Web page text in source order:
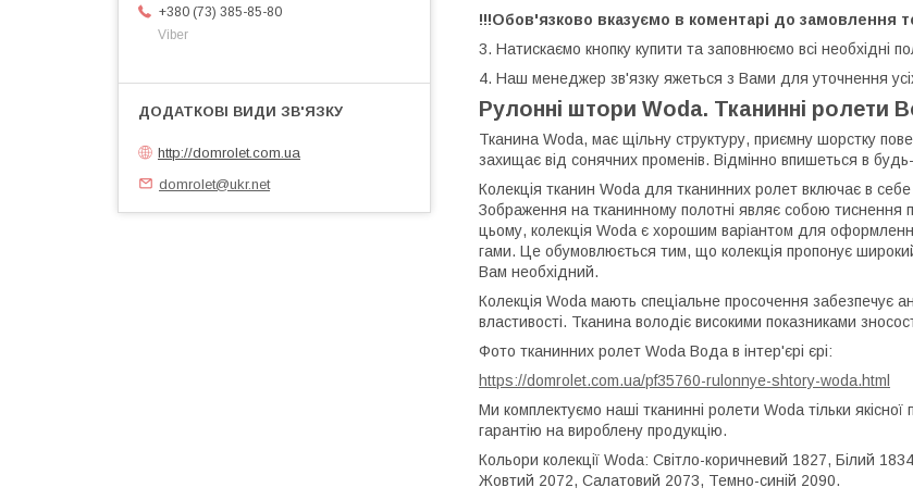
!!!Обов'язково вказуємо в коментарі до замовлення
3. Натискаємо кнопку купити та заповнюємо всі необхідні
4. Наш менеджер зв'язку яжеться з Вами для уточнення
Рулонні штори Woda. Тканинні ролети
Тканина Woda, має щільну структуру, приємну шорстку
захищає від сонячних променів. Відмінно впишеться в
Колекція тканин Woda для тканинних ролет включає в себе
Зображення на тканинному полотні являє собою тиснення
цьому, колекція Woda є хорошим варіантом для
гами. Це обумовлюється тим, що колекція пропонує
Вам необхідний.
Колекція Woda мають спеціальне просочення забезпечує
властивості. Тканина володіє високими показниками
Фото тканинних ролет Woda Вода в інтер'єрі єрі:
https://domrolet.com.ua/pf35760-rulonnye-shtory-woda.html
Ми комплектуємо наші тканинні ролети Woda тільки
гарантію на вироблену продукцію.
Кольори колекції Woda: Світло-коричневий 1827, Білий
Жовтий 2072, Салатовий 2073, Темно-синій 2090.
+380 (73) 385-85-80
Viber
http://domrolet.com.ua
domrolet@ukr.net